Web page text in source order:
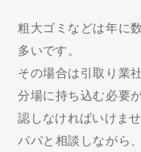
粗大ゴミなどは年に
多いです。
その場合は引取り業
分場に持ち込む必要
認しなければいけませ
パパと相談しながら